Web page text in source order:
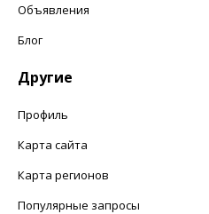
Объявления
Блог
Другие
Профиль
Карта сайта
Карта регионов
Популярные запросы